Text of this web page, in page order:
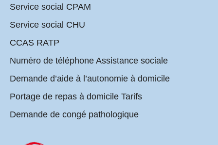
Service social CPAM
Service social CHU
CCAS RATP
Numéro de téléphone Assistance sociale
Demande d’aide à l’autonomie à domicile
Portage de repas à domicile Tarifs
Demande de congé pathologique